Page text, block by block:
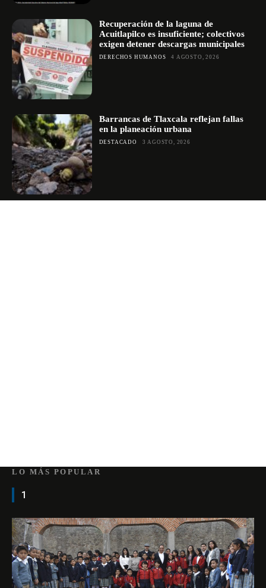
Recuperación de la laguna de
Acuitlapilco es insuficiente; colectivos
exigen detener descargas municipales
DERECHOS HUMANOS 4 AGOSTO, 2026
Barrancas de Tlaxcala reflejan fallas
en la planeación urbana
DESTACADO 3 AGOSTO, 2026
LO MÁS POPULAR
1